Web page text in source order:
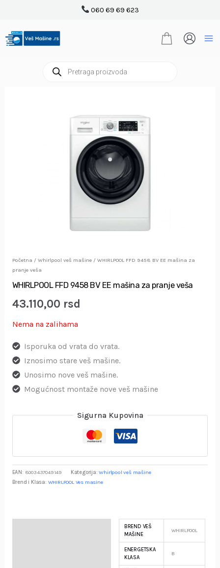
sadržaj
060 69 69 623
search
Početna / Whirlpool veš mašine/ WHIRLPOOL FFD 9458 BV EE mašina za
pranje veša
WHIRLPOOL FFD 9458 BV EE mašina za pranje veša
43.110,00 rsd
Nema na zalihama
Isporuka od vrata do vrata.
Iznosimo stare veš mašine.
Unosimo nove veš mašine.
Mogućnost montaže nove veš mašine
Sigurna Kupovina
EAN: 8003437049149 Kategorija:Whirlpool veš mašine
Brend i Klasa: WHIRLPOOL Ves masine
BREND VEŠ
MAŠINE
WHIRLPOOL
ENERGETSKA
KLASA
B